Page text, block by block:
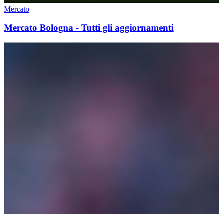
Mercato
Mercato Bologna - Tutti gli aggiornamenti